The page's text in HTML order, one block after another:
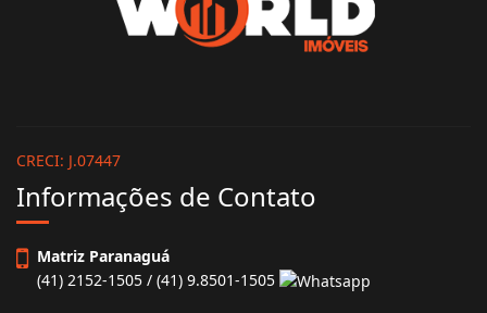
CRECI: J.07447
Informações de Contato
Matriz Paranaguá
(41) 2152-1505 / (41) 9.8501-1505